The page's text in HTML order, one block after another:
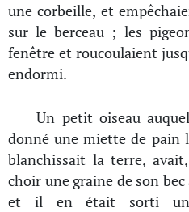
une corbeille, et
sur le berceau ; les
fenêtre et roucoulaient
endormi.
Un petit oiseau
donné une miette de pain
blanchissait la terre,
choir une graine de son
et il en était sorti un